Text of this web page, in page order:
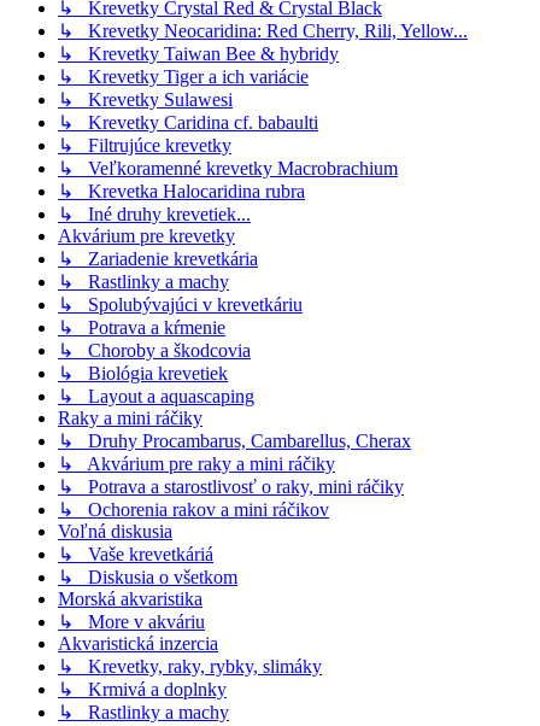
↳ Krevetky Crystal Red & Crystal Black
↳ Krevetky Neocaridina: Red Cherry, Rili, Yellow...
↳ Krevetky Taiwan Bee & hybridy
↳ Krevetky Tiger a ich variácie
↳ Krevetky Sulawesi
↳ Krevetky Caridina cf. babaulti
↳ Filtrujúce krevetky
↳ Veľkoramenné krevetky Macrobrachium
↳ Krevetka Halocaridina rubra
↳ Iné druhy krevetiek...
Akvárium pre krevetky
↳ Zariadenie krevetkária
↳ Rastlinky a machy
↳ Spolubývajúci v krevetkáriu
↳ Potrava a kŕmenie
↳ Choroby a škodcovia
↳ Biológia krevetiek
↳ Layout a aquascaping
Raky a mini ráčiky
↳ Druhy Procambarus, Cambarellus, Cherax
↳ Akvárium pre raky a mini ráčiky
↳ Potrava a starostlivosť o raky, mini ráčiky
↳ Ochorenia rakov a mini ráčikov
Voľná diskusia
↳ Vaše krevetkáriá
↳ Diskusia o všetkom
Morská akvaristika
↳ More v akváriu
Akvaristická inzercia
↳ Krevetky, raky, rybky, slimáky
↳ Krmivá a doplnky
↳ Rastlinky a machy